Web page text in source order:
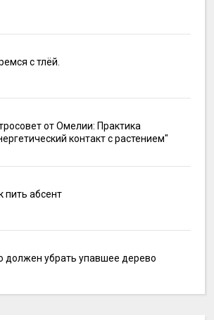
с тлёй.
от Омелии: Практика
контакт с растением"
пить абсент
должен убрать упавшее дерево